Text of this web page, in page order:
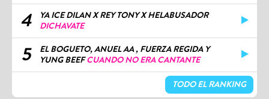
4
YA ICE DILAN X REY TONY X HELABUSADOR
DICHAVATE
5
EL BOGUETO, ANUEL AA , FUERZA REGIDA Y
YUNG BEEFCUANDO NO ERA CANTANTE
TODO EL RANKING